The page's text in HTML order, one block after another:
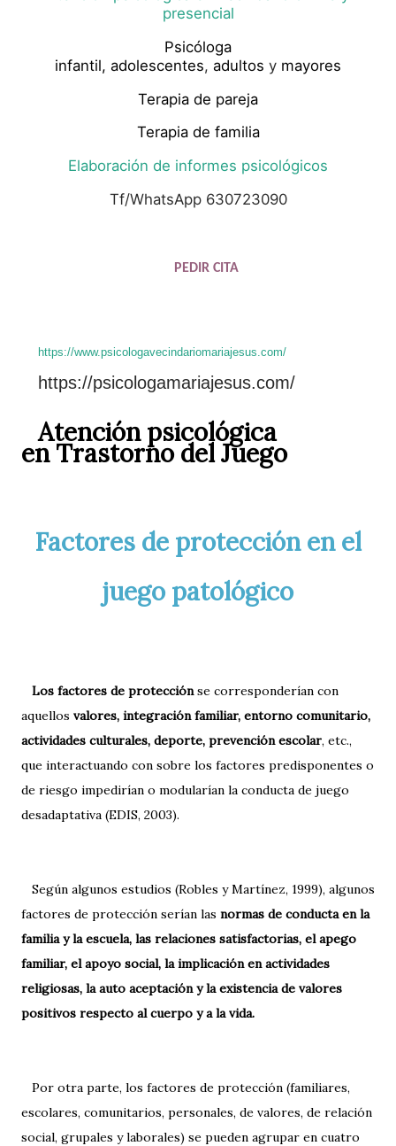
presencial
Psicóloga
infantil, adolescentes, adultos y mayores
Terapia de pareja
Terapia de familia
Elaboración de informes psicológicos
Tf/WhatsApp 630723090
PEDIR CITA
https://www.psicologavecindariomariajesus.com/
https://psicologamariajesus.com/
Atención psicológica
en Trastorno del Juego
Factores de protección en el
juego patológico
Los factores de protecciónse corresponderían con
aquellos valores, integración familiar, entorno comunitario,
actividades culturales, deporte, prevención escolar, etc.,
que interactuando con sobre los factores predisponentes o
de riesgo impedirían o modularían la conducta de juego
desadaptativa (EDIS, 2003).
Según algunos estudios (Robles y Martínez, 1999), algunos
factores de protección serían las normas de conducta en la
familia y la escuela, las relaciones satisfactorias, el apego
familiar, el apoyo social, la implicación en actividades
religiosas, la auto aceptación y la existencia de valores
positivos respecto al cuerpo y a la vida.
Por otra parte, los factores de protección (familiares,
escolares, comunitarios, personales, de valores, de relación
social, grupales y laborales) se pueden agrupar en cuatro